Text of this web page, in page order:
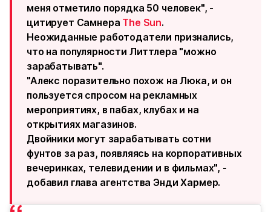
меня отметило порядка 50 человек", -
цитирует Самнера The Sun.
Неожиданные работодатели признались,
что на популярности Литтлера "можно
зарабатывать".
"Алекс поразительно похож на Люка, и он
пользуется спросом на рекламных
мероприятиях, в пабах, клубах и на
открытиях магазинов.
Двойники могут зарабатывать сотни
фунтов за раз, появляясь на корпоративных
вечеринках, телевидении и в фильмах", -
добавил глава агентства Энди Хармер.